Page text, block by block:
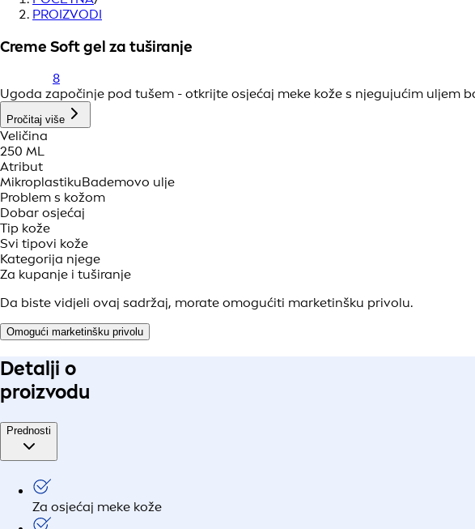
PROIZVODI
Creme Soft gel za tuširanje
8
Ugoda započinje pod tušem - otkrijte osjećaj meke kože s njegujućim uljem
Pročitaj više
Veličina
250 ML
Atribut
MikroplastikuBademovo ulje
Problem s kožom
Dobar osjećaj
Tip kože
Svi tipovi kože
Kategorija njege
Za kupanje i tuširanje
Da biste vidjeli ovaj sadržaj, morate omogućiti marketinšku privolu.
Omogući marketinšku privolu
Detalji o
proizvodu
Prednosti
Za osjećaj meke kože